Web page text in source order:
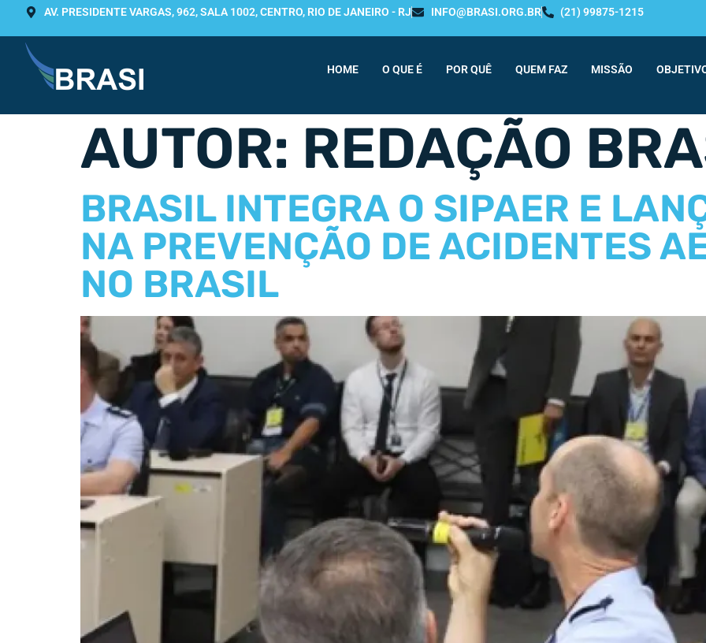
AV. PRESIDENTE VARGAS, 962, SALA 1002, CENTRO, RIO DE JANEIRO - RJ INFO@BRASI.ORG.BR (21) 99875-1215
HOME O QUE É POR QUÊ QUEM FAZ MISSÃO
AUTOR: REDAÇÃO
BRASIL INTEGRA O SIPAER E
NA PREVENÇÃO DE ACIDENTES
NO BRASIL